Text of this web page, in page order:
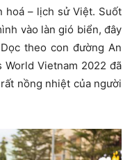
hoá – lịch sử Việt. Suốt
vào làn gió biển, đây
theo con đường An
World Vietnam 2022 đã
nồng nhiệt của người